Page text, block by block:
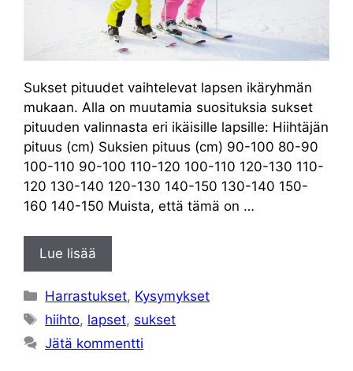
Sukset pituudet vaihtelevat lapsen ikäryhmän
mukaan. Alla on muutamia suosituksia sukset
pituuden valinnasta eri ikäisille lapsille: Hiihtäjän
pituus (cm) Suksien pituus (cm) 90-100 80-90
100-110 90-100 110-120 100-110 120-130 110-
120 130-140 120-130 140-150 130-140 150-
160 140-150 Muista, että tämä on …
Lue lisää
Kategoriat
Harrastukset, Kysymykset
Avainsanat
hiihto, lapset, sukset
Jätä kommentti